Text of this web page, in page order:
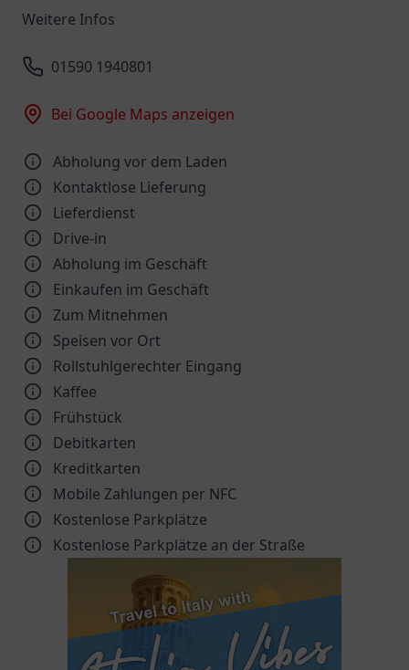
Weitere Infos
01590 1940801
Bei Google Maps anzeigen
Abholung vor dem Laden
Kontaktlose Lieferung
Lieferdienst
Drive-in
Abholung im Geschäft
Einkaufen im Geschäft
Zum Mitnehmen
Speisen vor Ort
Rollstuhlgerechter Eingang
Kaffee
Frühstück
Debitkarten
Kreditkarten
Mobile Zahlungen per NFC
Kostenlose Parkplätze
Kostenlose Parkplätze an der Straße